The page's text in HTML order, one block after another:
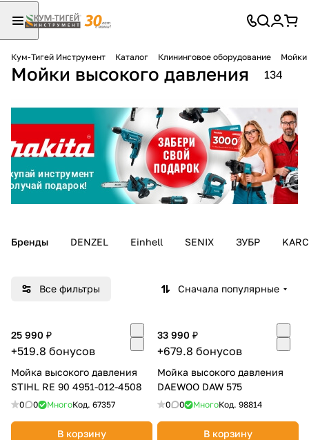
Кум-Тигей Инструмент Каталог Клининговое оборудование Мойки
Мойки высокого давления 134
Бренды DENZEL Einhell SENIX ЗУБР
Все фильтры Сначала популярные
25 990 ₽
+519.8 бонусов
Мойка высокого давления
STIHL RE 90 4951-012-4508
0 0 МногоКод. 67357
В корзину
33 990 ₽
+679.8 бонусов
Мойка высокого давления
DAEWOO DAW 575
0 0 МногоКод. 98814
В корзину
Для клиентов всех банков
Разбейте
оплату на части
без переплат
Добавляйте товары
в корзину
Оплачивайте сегодня только
25% картой любого банка